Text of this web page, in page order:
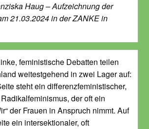
Haug – Aufzeichnung der
21.03.2024 in der ZANKE in
feministische Debatten teilen
weitestgehend in zwei Lager auf:
steht ein differenzfeministischer,
der oft ein
der Frauen in Anspruch nimmt. Auf
ein intersektionaler, oft